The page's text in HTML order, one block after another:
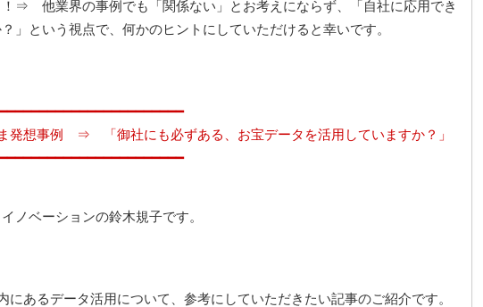
⇒ 他業界の事例でも「関係ない」とお考えにならず、「自社に応用でき
」という視点で、何かのヒントにしていただけると幸いです。
発想事例 ⇒ 「御社にも必ずある、お宝データを活用していますか？」
ノベーションの鈴木規子です。
にあるデータ活用について、参考にしていただきたい記事のご紹介です。